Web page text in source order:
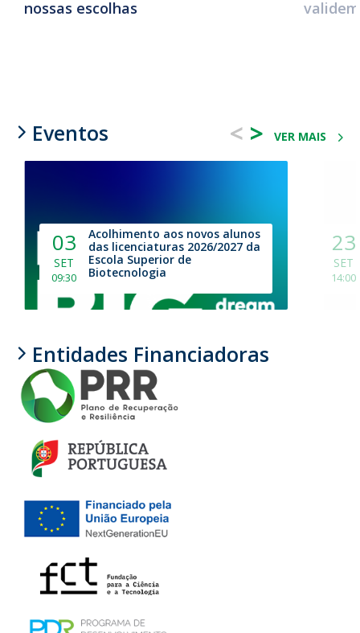
nossas escolhas
VER MAIS
Eventos < >
03
SET
09:30
Acolhimento aos novos alunos
das licenciaturas 2026/2027 da
Escola Superior de
Biotecnologia
23
SET
14:00
Entidades Financiadoras